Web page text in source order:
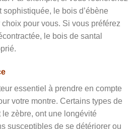
le bois d’ébène
pour vous. Si vous préférez
le bois de santal
essentiel à prendre en compte
votre montre. Certains types de
le zèbre, ont une longévité
susceptibles de se détériorer ou